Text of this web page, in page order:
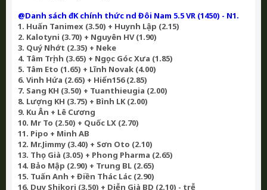
@Danh sách đK chính thức nd Đôi Nam 5.5 VR (1450) - N1.
1. Huấn Tanimex (3.50) + Huynh Lập (2.15)
2. Kalotyni (3.70) + Nguyên HV (1.90)
3. Quý Nhớt (2.35) + Neke
4. Tâm Trịnh (3.65) + Ngọc Góc Xưa (1.85)
5. Tâm Eto (1.65) + Lĩnh Novak (4.00)
6. Vinh Hứa (2.65) + Hiển156 (2.85)
7. Sang KH (3.50) + Tuanthieugia (2.00)
8. Lượng KH (3.75) + Bình LK (2.00)
9. Ku Ân + Lê Cương
10. Mr To (2.50) + Quốc LX (2.70)
11. Pipo + Minh AB
12. Mr.Jimmy (3.40) + Sơn Oto (2.10)
13. Thọ Già (3.05) + Phong Pharma (2.65)
14. Bảo Mập (2.90) + Trung BL (2.65)
15. Tuấn Anh + Điền Thác Lác (2.90)
16. Duy Shikori (3.50) + Diễn Già BD (2.10) - trễ